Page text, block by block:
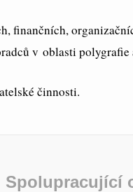
finančních,
v oblasti
činnosti.
Spolupracující